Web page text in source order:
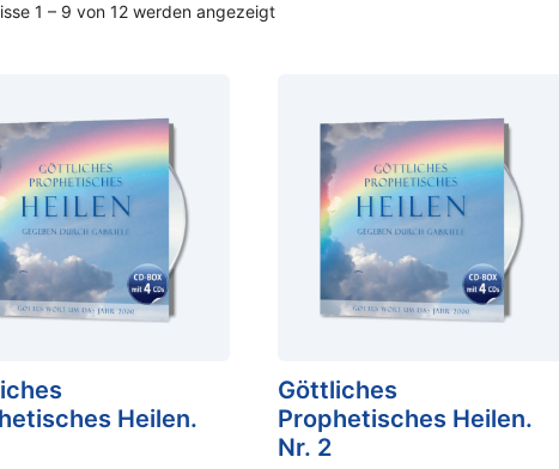
1 – 9 von 12 werden angezeigt
Heilen.
Göttliches
Prophetisches Heilen.
Nr. 2